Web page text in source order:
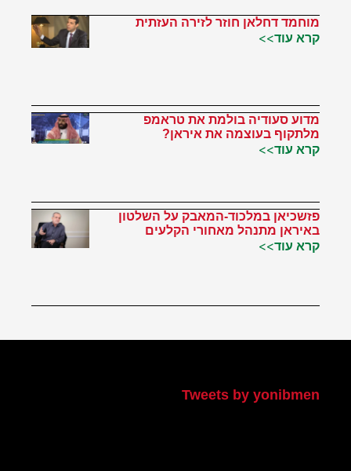
מוחמד דחלאן חוזר לזירה העזתית
קרא עוד>>
מדוע סעודיה בולמת את טראמפ
מלתקוף בעוצמה את איראן?
קרא עוד>>
פזשכיאן במלכוד-המאבק על השלטון
באיראן מתנהל מאחורי הקלעים
קרא עוד>>
Tweets by yonibmen